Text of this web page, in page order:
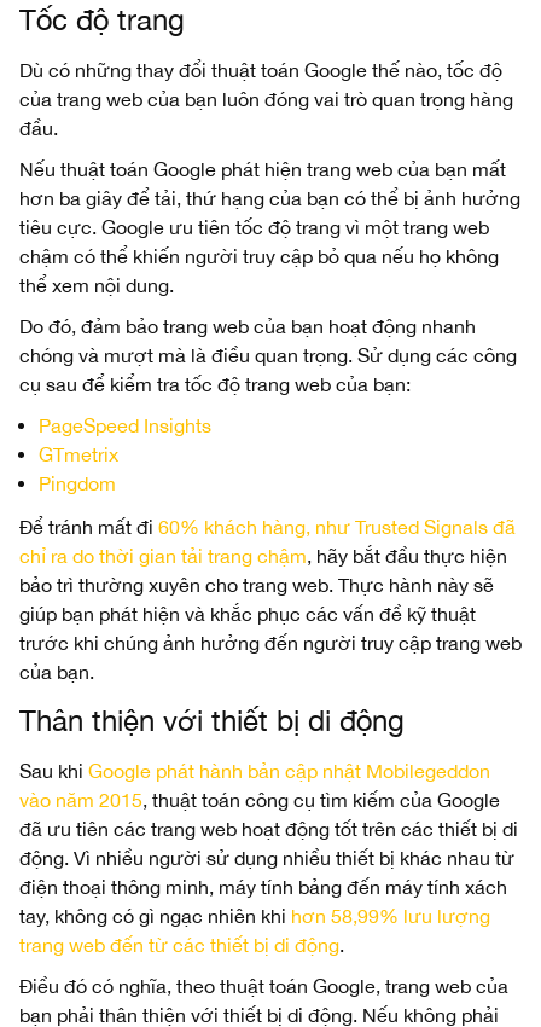
Tốc độ trang
Dù có những thay đổi thuật toán Google thế nào, tốc độ
của trang web của bạn luôn đóng vai trò quan trọng hàng
đầu.
Nếu thuật toán Google phát hiện trang web của bạn mất
hơn ba giây để tải, thứ hạng của bạn có thể bị ảnh hưởng
tiêu cực. Google ưu tiên tốc độ trang vì một trang web
chậm có thể khiến người truy cập bỏ qua nếu họ không
thể xem nội dung.
Do đó, đảm bảo trang web của bạn hoạt động nhanh
chóng và mượt mà là điều quan trọng. Sử dụng các công
cụ sau để kiểm tra tốc độ trang web của bạn:
PageSpeed Insights
GTmetrix
Pingdom
Để tránh mất đi 60% khách hàng, như Trusted Signals đã
chỉ ra do thời gian tải trang chậm, hãy bắt đầu thực hiện
bảo trì thường xuyên cho trang web. Thực hành này sẽ
giúp bạn phát hiện và khắc phục các vấn đề kỹ thuật
trước khi chúng ảnh hưởng đến người truy cập trang web
của bạn.
Thân thiện với thiết bị di động
Sau khi Google phát hành bản cập nhật Mobilegeddon
vào năm 2015, thuật toán công cụ tìm kiếm của Google
đã ưu tiên các trang web hoạt động tốt trên các thiết bị di
động. Vì nhiều người sử dụng nhiều thiết bị khác nhau từ
điện thoại thông minh, máy tính bảng đến máy tính xách
tay, không có gì ngạc nhiên khi hơn 58,99% lưu lượng
trang web đến từ các thiết bị di động.
Điều đó có nghĩa, theo thuật toán Google, trang web của
bạn phải thân thiện với thiết bị di động. Nếu không phải